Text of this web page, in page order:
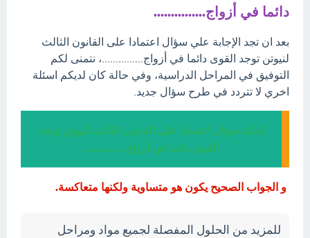
دائما في أزواج...............
بعد ان تجد الإجابة علي سؤال اعتمادا على القانون الثالث
لنيوتن توجد القوى دائما في أزواج...............، نتمنى لكم
التوفيق في المراحل الدراسية، وفي حالة كان لديكم اسئلة
اخري لا تتردد في طرح سؤال جديد.
إجابة سؤال اعتمادا على القانون الثالث لنيوتن توجد
القوى دائما في أزواج...............
و الجواب الصحيح يكون هو متساوية ولكنها متعاكسة.
للمزيد من الحلول المفصلة لجميع مواد ومراحل